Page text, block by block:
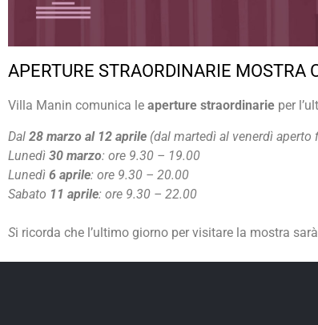
APERTURE STRAORDINARIE MOSTRA
Villa Manin comunica le aperture straordinarie per
Dal 28 marzo al 12 aprile (dal martedì al venerdì
Lunedì 30 marzo: ore 9.30 – 19.00
Lunedì 6 aprile: ore 9.30 – 20.00
Sabato 11 aprile: ore 9.30 – 22.00
Si ricorda che l’ultimo giorno per visitare la mostra sarà